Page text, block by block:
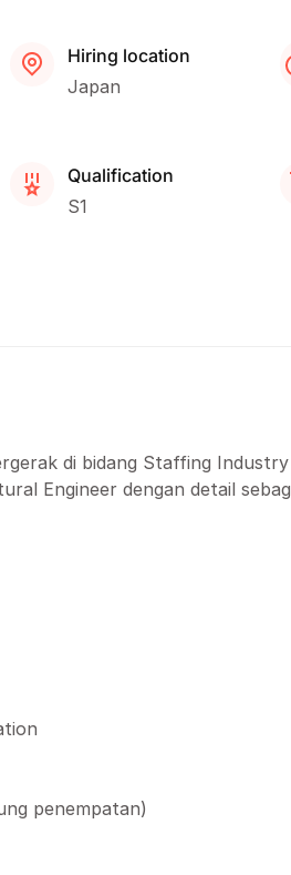
Hiring location
Japan
Qualification
S1
di bidang Staffing
Engineer dengan detail
penempatan)